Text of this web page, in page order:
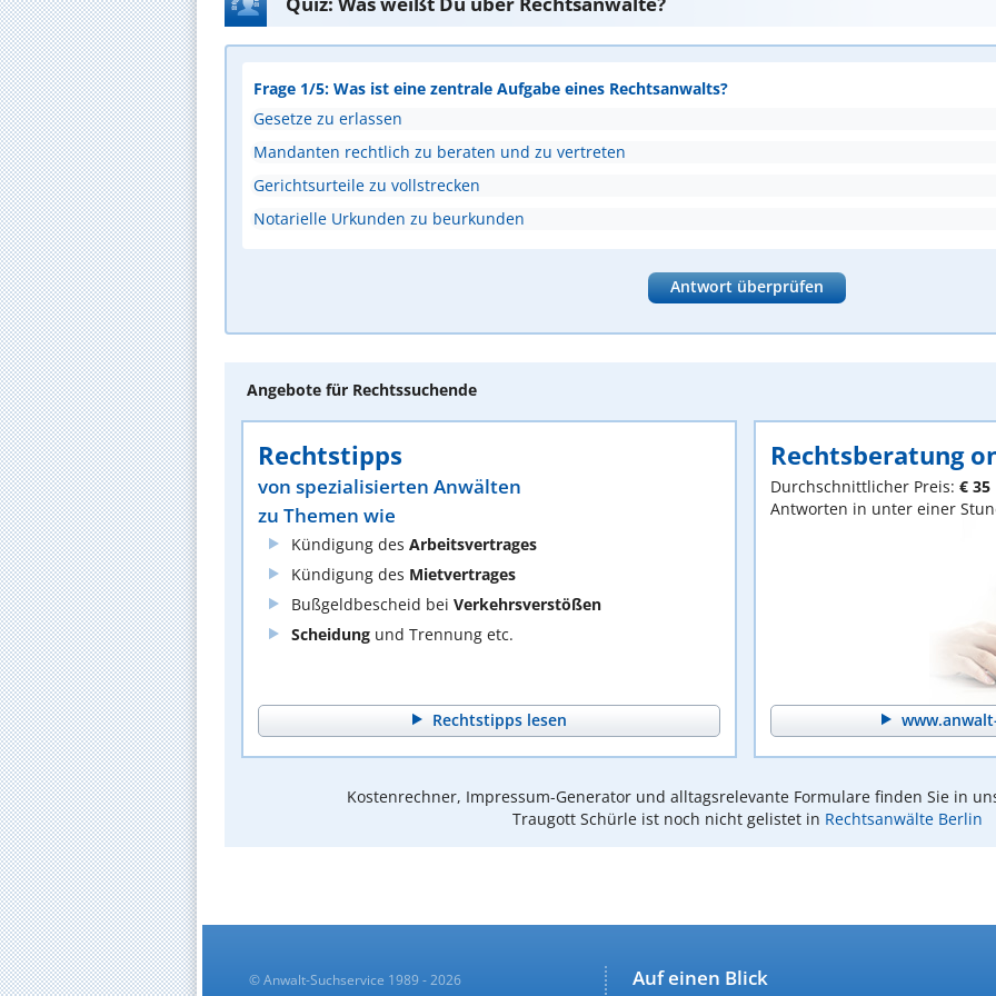
Frage 1/5: Was ist eine zentrale Aufgabe eines Rechtsanwalts?
Gesetze zu erlassen
Mandanten rechtlich zu beraten und zu vertreten
Gerichtsurteile zu vollstrecken
Notarielle Urkunden zu beurkunden
Antwort überprüfen
Angebote für Rechtssuchende
Rechtstipps
von spezialisierten Anwälten
zu Themen wie
Kündigung des Arbeitsvertrages
Kündigung des Mietvertrages
Bußgeldbescheid bei Verkehrsverstößen
Scheidung und Trennung etc.
Rechtstipps lesen
Rechtsberatung
Durchschnittlicher Preis: € 35
Antworten in unter einer
Kostenrechner, Impressum-Generator und alltagsrelevante Formulare finden Sie in
Traugott Schürle ist noch nicht gelistet in Rechtsanwälte Berlin
Auf einen Blick
© Anwalt-Suchservice 1989 - 2026